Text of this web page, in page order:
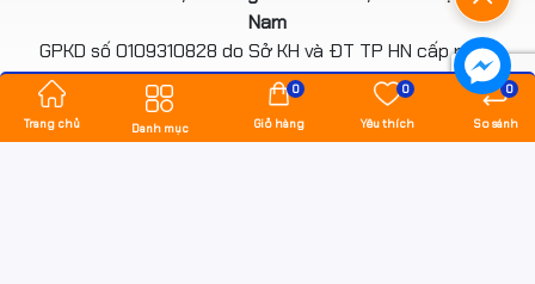
Nam
GPKD số 0109310828 do Sở KH và ĐT TP HN cấp ngày
14/08/2020
*** Website đã đươc cấp phép của Bộ Công Thương
Trang chủ Danh mục Giỏ hàng
0
Yêu thích
0
So sánh
0